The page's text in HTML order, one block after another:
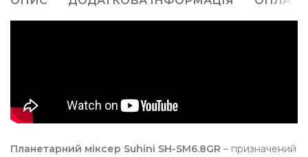
Планетарний міксер Suhini SH-SM6.8GR– призначений